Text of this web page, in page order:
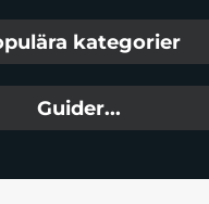
kategorier
Guider...